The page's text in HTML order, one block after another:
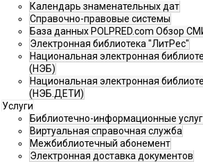
Календарь знаменательных дат
Справочно-правовые системы
База данных POLPRED.com Обзор
Электронная библиотека "ЛитРес"
Национальная электронная
(НЭБ)
Национальная электронная
(НЭБ.ДЕТИ)
Услуги
Библиотечно-информационные
Виртуальная справочная служба
Межбиблиотечный абонемент
Электронная доставка документов